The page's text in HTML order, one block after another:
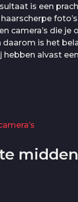
is een
camera’s die je
daarom is het
hebben alvast